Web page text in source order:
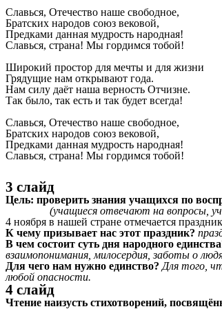
Славься, Отечество наше свободное,
Братских народов союз вековой,
Предками данная мудрость народная!
Славься, страна! Мы гордимся тобой!
Широкий простор для мечты и для жизни
Грядущие нам открывают года.
Нам силу даёт наша верность Отчизне.
Так было, так есть и так будет всегда!
Славься, Отечество наше свободное,
Братских народов союз вековой,
Предками данная мудрость народная!
Славься, страна! Мы гордимся тобой!
3 слайд
Цель: проверить знания учащихся по
(учащиеся отвечают на вопросы,
4 ноября в нашей стране отмечается
К чему призывает нас этот праздник?
В чем состоит суть дня народного
взаимопонимания, милосердия, заботы о
Для чего нам нужно единство? Для того,
любой опасности.
4 слайд
Чтение наизусть стихотворений,